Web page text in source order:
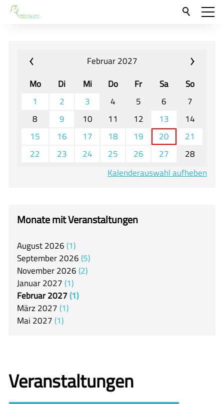
Neu hier?
Für Eltern und Schüler
Willkommen
Veranstaltungen und Termine
Unser Unterricht - Fachcurricula
Unsere Konzepte
Offener Ganztag
Arbeitsgemeinschaften
Mensa
Unsere Schulgemeinschaft
Kontakt
🇪🇸
Februar 2027
Mo
Di Mi Do Fr Sa
So
1
2 3 4 5 6
7
8
9 10 11 12 13
14
15
16 17 18 19 20
21
22
23 24 25 26 27
28
Kalenderauswahl aufheben
Monate mit Veranstaltungen
August2026 1
September2026 5
November2026 2
Januar2027 1
Februar2027 1
März 2027 1
Mai 2027 1
Veranstaltungen